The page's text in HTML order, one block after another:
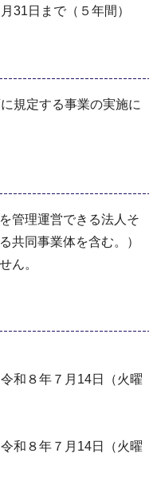
31日まで（５年間）
規定する事業の実施に
管理運営できる法人そ
共同事業体を含む。）
ん。
和８年７月14日（火曜
和８年７月14日（火曜